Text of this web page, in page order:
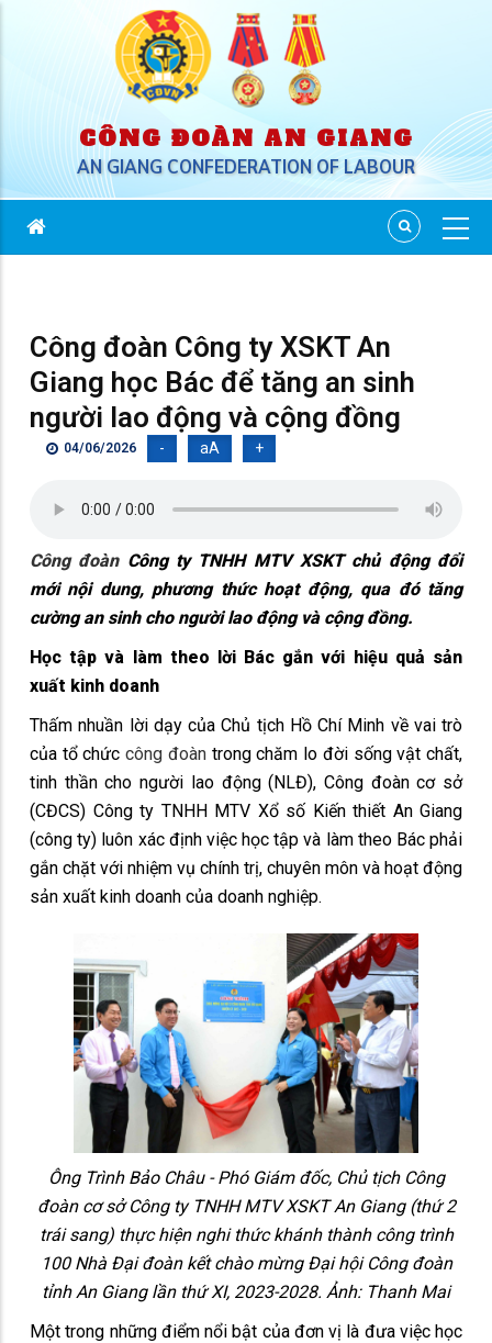
CÔNG ĐOÀN AN GIANG
AN GIANG CONFEDERATION OF LABOUR
Công đoàn Công ty XSKT An
Giang học Bác để tăng an sinh
người lao động và cộng đồng
04/06/2026 - aA +
Công đoànCông ty TNHH MTV XSKT chủ động đổi
mới nội dung, phương thức hoạt động, qua đó tăng
cường an sinh cho người lao động và cộng đồng.
Học tập và làm theo lời Bác gắn với hiệu quả sản
xuất kinh doanh
Thấm nhuần lời dạy của Chủ tịch Hồ Chí Minh về vai trò
của tổ chứccông đoàntrong chăm lo đời sống vật chất,
tinh thần cho người lao động (NLĐ), Công đoàn cơ sở
(CĐCS) Công ty TNHH MTV Xổ số Kiến thiết An Giang
(công ty) luôn xác định việc học tập và làm theo Bác phải
gắn chặt với nhiệm vụ chính trị, chuyên môn và hoạt động
sản xuất kinh doanh của doanh nghiệp.
Ông Trình Bảo Châu - Phó Giám đốc, Chủ tịch Công
đoàn cơ sở Công ty TNHH MTV XSKT An Giang (thứ 2
trái sang) thực hiện nghi thức khánh thành công trình
100 Nhà Đại đoàn kết chào mừng Đại hội Công đoàn
tỉnh An Giang lần thứ XI, 2023-2028. Ảnh: Thanh Mai
Một trong những điểm nổi bật của đơn vị là đưa việc học